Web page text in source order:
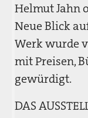
Helmut Jahn
Neue Blick
Werk wurde
mit Preisen,
gewürdigt.
DAS